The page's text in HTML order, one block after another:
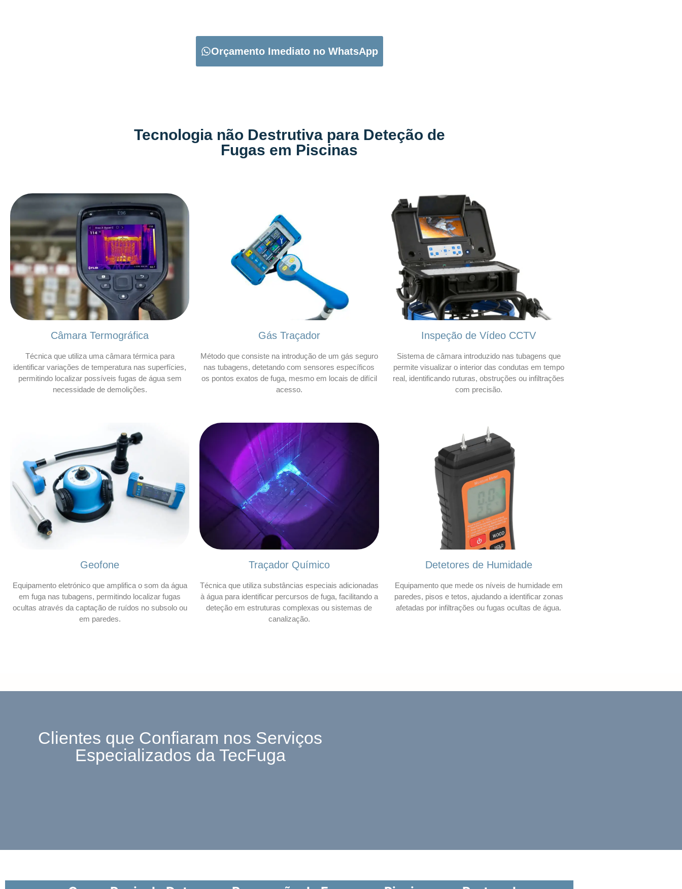
Orçamento Imediato no WhatsApp
Tecnologia não Destrutiva para Deteção de
Fugas em Piscinas
Câmara Termográfica
Técnica que utiliza uma câmara térmica para
identificar variações de temperatura nas superfícies,
permitindo localizar possíveis fugas de água sem
necessidade de demolições.
Gás Traçador
Método que consiste na introdução de um gás seguro
nas tubagens, detetando com sensores específicos
os pontos exatos de fuga, mesmo em locais de difícil
acesso.
Inspeção de Vídeo CCTV
Sistema de câmara introduzido nas tubagens que
permite visualizar o interior das condutas em tempo
real, identificando ruturas, obstruções ou infiltrações
com precisão.
Geofone
Equipamento eletrónico que amplifica o som da água
em fuga nas tubagens, permitindo localizar fugas
ocultas através da captação de ruídos no subsolo ou
em paredes.
Traçador Químico
Técnica que utiliza substâncias especiais adicionadas
à água para identificar percursos de fuga, facilitando a
deteção em estruturas complexas ou sistemas de
canalização.
Detetores de Humidade
Equipamento que mede os níveis de humidade em
paredes, pisos e tetos, ajudando a identificar zonas
afetadas por infiltrações ou fugas ocultas de água.
Clientes que Confiaram nos Serviços
Especializados da TecFuga